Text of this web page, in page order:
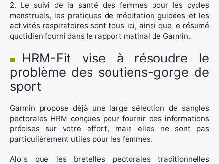
2. Le suivi de la santé des femmes pour les cycles
menstruels, les pratiques de méditation guidées et les
activités respiratoires sont tous ici, ainsi que le résumé
quotidien fourni dans le rapport matinal de Garmin.
HRM-Fit vise à résoudre le
problème des soutiens-gorge de
sport
Garmin propose déjà une large sélection de sangles
pectorales HRM conçues pour fournir des informations
précises sur votre effort, mais elles ne sont pas
particulièrement utiles pour les femmes.
Alors que les bretelles pectorales traditionnelles